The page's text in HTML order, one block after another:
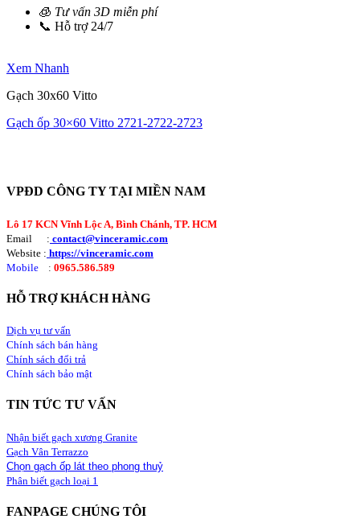
🧊 Tư vấn 3D miễn phí
📞 Hỗ trợ 24/7
Xem Nhanh
Gạch 30x60 Vitto
Gạch ốp 30×60 Vitto 2721-2722-2723
VPĐD CÔNG TY TẠI MIỀN NAM
Lô 17 KCN Vĩnh Lộc A, Bình Chánh, TP. HCM
Email : contact@vinceramic.com
Website : https://vinceramic.com
Mobile : 0965.586.589
HỖ TRỢ KHÁCH HÀNG
Dịch vụ tư vấn
Chính sách bán hàng
Chính sách đổi trả
Chính sách bảo mật
TIN TỨC TƯ VẤN
Nhận biết gạch xương Granite
Gạch Vân Terrazzo
Chọn gạch ốp lát theo phong thuỷ
Phân biết gạch loại 1
FANPAGE CHÚNG TÔI